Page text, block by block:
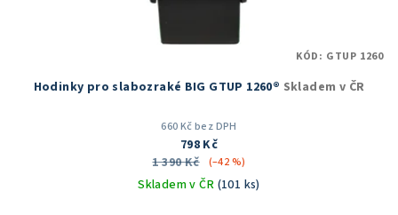
Hodinky pro slabozraké BIG GTUP 1260® Skladem v ČR
660 Kč bez DPH
798 Kč
1 390 Kč
(–42 %)
Skladem v ČR (101 ks)
KÓD: GTUP 1260